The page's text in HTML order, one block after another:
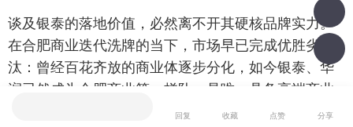
谈及银泰的落地价值，必然离不开其硬核品牌实力。
在合肥商业迭代洗牌的当下，市场早已完成优胜劣
汰：曾经百花齐放的商业体逐步分化，如今银泰、华
润已然成为合肥商业第一梯队，是唯一具备高端商业
打造、长效优质运营能力的两大头部品牌。
回复 收藏 点赞 分享